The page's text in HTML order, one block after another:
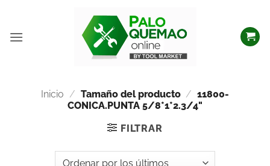
Inicio / Tamaño del producto / 11800-
CONICA.PUNTA 5/8*1*2.3/4"
FILTRAR